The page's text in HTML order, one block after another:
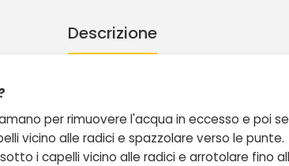
Descrizione
per rimuovere l'acqua in eccesso e poi
vicino alle radici e spazzolare verso le punte.
i capelli vicino alle radici e arrotolare fino